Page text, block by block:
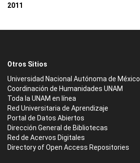
2011
Otros Sitios
Universidad Nacional Autónoma de México
Coordinación de Humanidades UNAM
Toda la UNAM en línea
Red Universitaria de Aprendizaje
Portal de Datos Abiertos
Dirección General de Bibliotecas
Red de Acervos Digitales
Directory of Open Access Repositories